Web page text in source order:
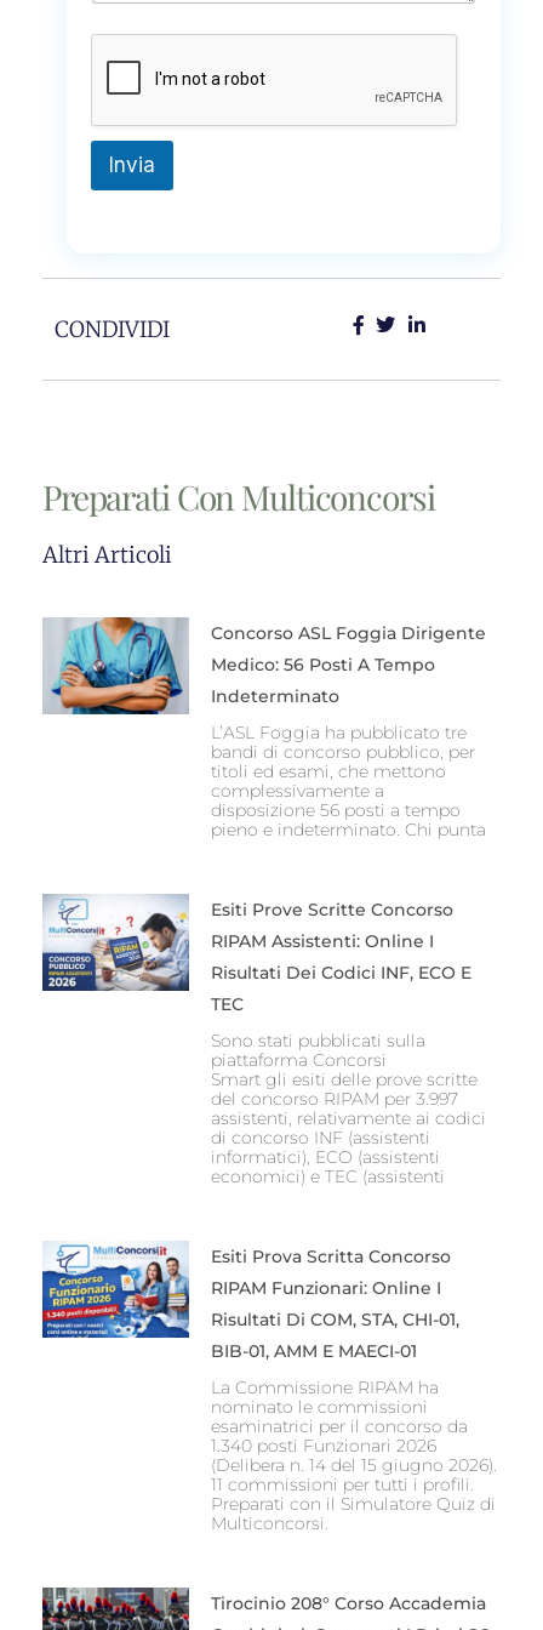
Invia
CONDIVIDI
Preparati Con Multiconcorsi
Altri Articoli
Concorso ASL Foggia Dirigente
Medico: 56 Posti A Tempo
Indeterminato
L’ASL Foggia ha pubblicato tre
bandi di concorso pubblico, per
titoli ed esami, che mettono
complessivamente a
disposizione 56 posti a tempo
pieno e indeterminato. Chi punta
Esiti Prove Scritte Concorso
RIPAM Assistenti: Online I
Risultati Dei Codici INF, ECO E
TEC
Sono stati pubblicati sulla
piattaforma Concorsi
Smart gli esiti delle prove scritte
del concorso RIPAM per 3.997
assistenti, relativamente ai codici
di concorso INF (assistenti
informatici), ECO (assistenti
economici) e TEC (assistenti
Esiti Prova Scritta Concorso
RIPAM Funzionari: Online I
Risultati Di COM, STA, CHI-01,
BIB-01, AMM E MAECI-01
La Commissione RIPAM ha
nominato le commissioni
esaminatrici per il concorso da
1.340 posti Funzionari 2026
(Delibera n. 14 del 15 giugno 2026).
11 commissioni per tutti i profili.
Preparati con il Simulatore Quiz di
Multiconcorsi.
Tirocinio 208° Corso Accademia